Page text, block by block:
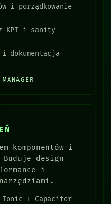
i porządkowanie
z KPI i sanity-
i dokumentacja
komponentów i
design
i
Ionic + Capacitor